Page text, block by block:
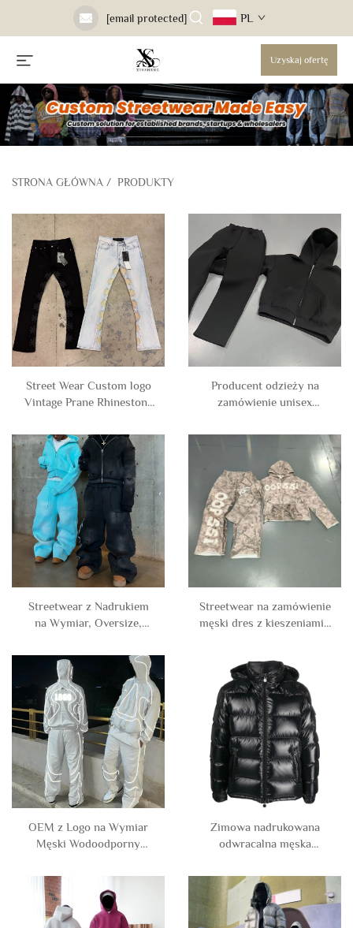
[email protected] PL
Uzyskaj ofertę
STRONA GŁÓWNA / PRODUKTY
Street Wear Custom logo
Vintage Prane Rhinestone
Dzinsy dla Mężczyzn
Producent odzieży na
zamówienie unisex
pusty dres z neoprenu,
dres z bluzą na zamek i
spodniami dresowymi,
zestaw dla mężczyzn
Streetwear z Nadrukiem
na Wymiar, Oversize,
Kwasem, Z Cynzdrą,
Spodnie dresowe i Bluza z
Kapturem, Zestaw
Dresowy dla Mężczyzn
Streetwear na zamówienie
męski dres z kieszeniami i
kamuflażowy, z bluzą z
kapturem i spodniami
dresowymi, komplet
dresowy
OEM z Logo na Wymiar
Męski Wodoodporny
Nylonu i Poliestru, Z
Cynzdrą, Zestaw z Kurtką
i Spodniami, Strój
Zimowa nadrukowana
odwracalna męska
z zamkiem bawełniana
puchowa z kapturem
mężczyzna